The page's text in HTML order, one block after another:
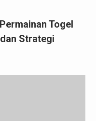
Togel
Strategi